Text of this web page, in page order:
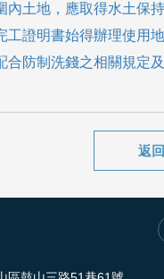
內土地，應取得水土保
工證明書始得辦理使用
合防制洗錢之相關規定
返